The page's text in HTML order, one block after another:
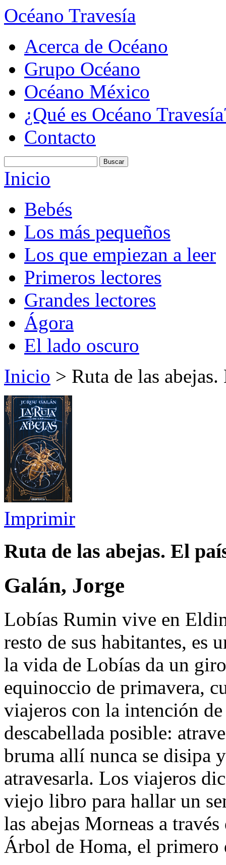
Océano Travesía
Acerca de Océano
Grupo Océano
Océano México
¿Qué es Océano
Contacto
Inicio
Bebés
Los más pequeños
Los que empiezan a leer
Primeros lectores
Grandes lectores
Ágora
El lado oscuro
Inicio > Ruta de las
Imprimir
Ruta de las abejas. El
Galán, Jorge
Lobías Rumin vive en
resto de sus habitantes, es
la vida de Lobías da un
equinoccio de primavera,
viajeros con la intención
descabellada posible:
bruma allí nunca se disipa
atravesarla. Los viajeros
viejo libro para hallar un
las abejas Morneas a
Árbol de Homa, el primero